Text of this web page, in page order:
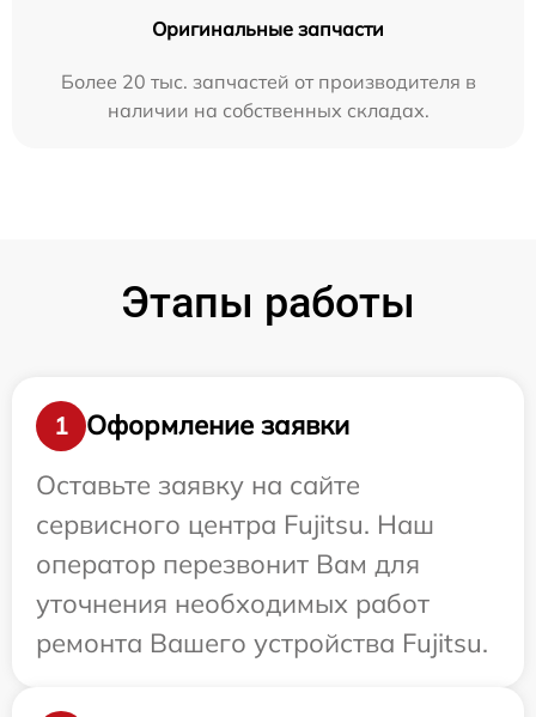
Оригинальные запчасти
Более 20 тыс. запчастей от производителя в
наличии на собственных складах.
Этапы работы
1
Оформление заявки
Оставьте заявку на сайте
сервисного центра Fujitsu. Наш
оператор перезвонит Вам для
уточнения необходимых работ
ремонта Вашего устройства Fujitsu.